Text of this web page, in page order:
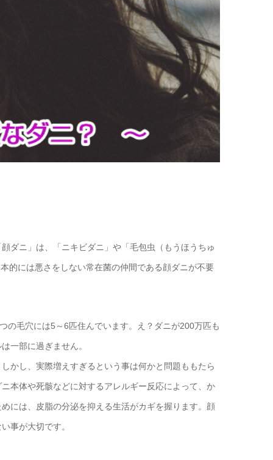
ダニ」は、「ニキビダニ」や「毛包虫（もうほうちゅ
的には悪さをしない常在菌の仲間である顔ダニが不要
毛穴には5～6匹住んでいます。え？ダニが200万匹も
一部に過ぎません。
かし、実際増えすぎるという事は何かと問題ももたら
本体や死骸などに対するアレルギー反応によって、か
には、皮脂の分泌を抑える生活がカギを握ります。顔
事が大切です。